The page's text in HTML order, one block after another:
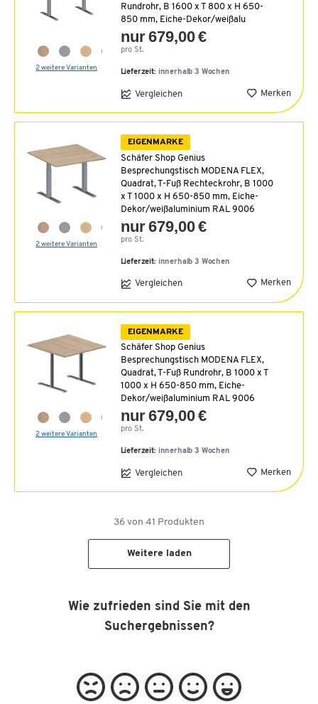
2 weitere Varianten
Rundrohr, B 1600 x T 800 x H 650-
850 mm, Eiche-Dekor/weißalu
nur 679,00 €
pro St.
Lieferzeit: innerhalb 3 Wochen
Vergleichen Merken
2 weitere Varianten
EIGENMARKE
Schäfer Shop Genius
Besprechungstisch MODENA FLEX,
Quadrat, T-Fuß Rechteckrohr, B 1000
x T 1000 x H 650-850 mm, Eiche-
Dekor/weißaluminium RAL 9006
nur 679,00 €
pro St.
Lieferzeit: innerhalb 3 Wochen
Vergleichen Merken
2 weitere Varianten
EIGENMARKE
Schäfer Shop Genius
Besprechungstisch MODENA FLEX,
Quadrat, T-Fuß Rundrohr, B 1000 x T
1000 x H 650-850 mm, Eiche-
Dekor/weißaluminium RAL 9006
nur 679,00 €
pro St.
Lieferzeit: innerhalb 3 Wochen
Vergleichen Merken
36 von 41 Produkten
Weitere laden
Wie zufrieden sind Sie mit den
Suchergebnissen?